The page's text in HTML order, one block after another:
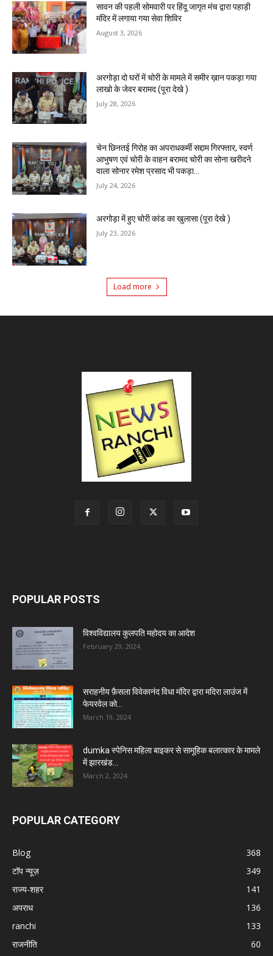
सावन की पहली सोमवारी पर हिंदू जागृत मंच द्वारा पहाड़ी
मंदिर में लगाया गया सेवा शिविर
August 3, 2026
अरगोड़ा दो घरों में चोरी के मामले में समीर ख़ान पकड़ा गया
लाखो के जेवर बरामद (पूरा देखे )
July 28, 2026
चेन छिनतई गिरोह का अपराधकर्मी सद्दाम गिरफ्तार, स्वर्ण
आभुषण एवं चोरी के वाहन बरामद चोरी का सोना खरीदने
वाला सोनार रमेश प्रसाद भी पकड़ा...
July 24, 2026
अरगोड़ा में हुए चोरी कांड का खुलासा (पूरा देखे )
July 23, 2026
Load more
POPULAR POSTS
विश्वविद्यालय कुलपति महोदय का आदेश
February 29, 2024
सराहनीय फ़ैसला विवेकानंद विधा मंदिर द्वारा मदिरा लाउंज में
फेयरवेल को...
March 19, 2024
dumka स्पेनिस महिला बाइकर से सामूहिक बलात्कार के मामले
में झारखंड...
March 2, 2024
POPULAR CATEGORY
Blog
368
टॉप न्यूज़
349
राज्य-शहर
141
अपराध
136
ranchi
133
राजनीति
60